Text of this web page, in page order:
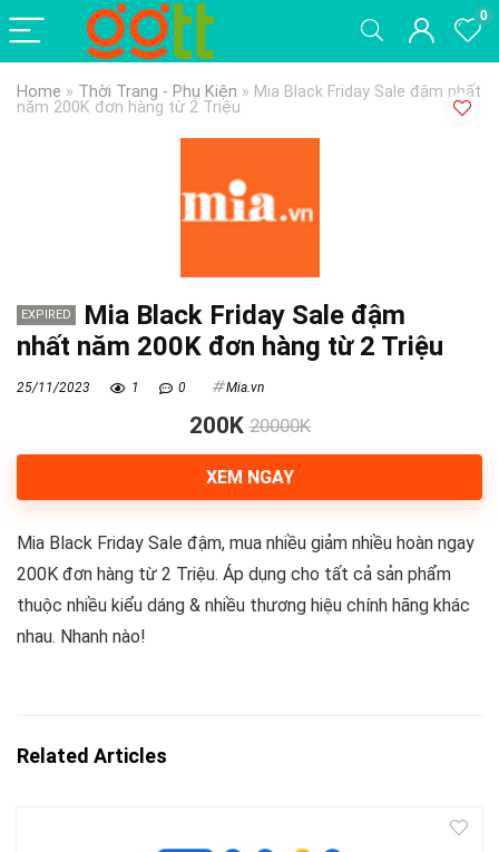
0
Home » Thời Trang - Phụ Kiện » Mia Black Friday Sale đậm nhất
năm 200K đơn hàng từ 2 Triệu
EXPIRED
Mia Black Friday Sale đậm
nhất năm 200K đơn hàng từ 2 Triệu
25/11/2023 1 0 Mia.vn
200K 20000K
XEM NGAY
Mia Black Friday Sale đậm, mua nhiều giảm nhiều hoàn ngay
200K đơn hàng từ 2 Triệu. Áp dụng cho tất cả sản phẩm
thuộc nhiều kiểu dáng & nhiều thương hiệu chính hãng khác
nhau. Nhanh nào!
Related Articles